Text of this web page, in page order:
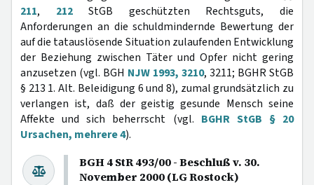
211, 212StGB geschützten Rechtsguts, die
Anforderungen an die schuldmindernde Bewertung der
auf die tatauslösende Situation zulaufenden Entwicklung
der Beziehung zwischen Täter und Opfer nicht gering
anzusetzen (vgl. BGH NJW 1993, 3210, 3211; BGHR StGB
§ 213 1. Alt. Beleidigung 6 und 8), zumal grundsätzlich zu
verlangen ist, daß der geistig gesunde Mensch seine
Affekte und sich beherrscht (vgl. BGHR StGB § 20
Ursachen, mehrere 4).
BGH 4 StR 493/00 - Beschluß v. 30.
November 2000 (LG Rostock)